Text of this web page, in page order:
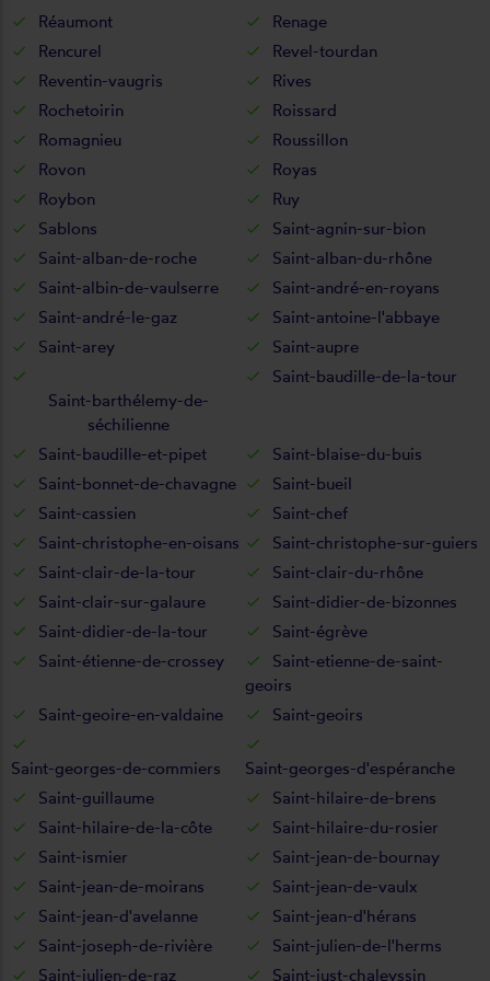
Réaumont
Renage
Rencurel
Revel-tourdan
Reventin-vaugris
Rives
Rochetoirin
Roissard
Romagnieu
Roussillon
Rovon
Royas
Roybon
Ruy
Sablons
Saint-agnin-sur-bion
Saint-alban-de-roche
Saint-alban-du-rhône
Saint-albin-de-vaulserre
Saint-andré-en-royans
Saint-andré-le-gaz
Saint-antoine-l'abbaye
Saint-arey
Saint-aupre
Saint-barthélemy-de-
séchilienne
Saint-baudille-de-la-tour
Saint-baudille-et-pipet
Saint-blaise-du-buis
Saint-bonnet-de-chavagne
Saint-bueil
Saint-cassien
Saint-chef
Saint-christophe-en-oisans
Saint-christophe-sur-guiers
Saint-clair-de-la-tour
Saint-clair-du-rhône
Saint-clair-sur-galaure
Saint-didier-de-bizonnes
Saint-didier-de-la-tour
Saint-égrève
Saint-étienne-de-crossey
Saint-etienne-de-saint-
geoirs
Saint-geoire-en-valdaine
Saint-geoirs
Saint-georges-de-commiers
Saint-georges-d'espéranche
Saint-guillaume
Saint-hilaire-de-brens
Saint-hilaire-de-la-côte
Saint-hilaire-du-rosier
Saint-ismier
Saint-jean-de-bournay
Saint-jean-de-moirans
Saint-jean-de-vaulx
Saint-jean-d'avelanne
Saint-jean-d'hérans
Saint-joseph-de-rivière
Saint-julien-de-l'herms
Saint-julien-de-raz
Saint-just-chaleyssin